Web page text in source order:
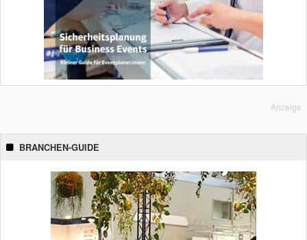
Anzeige
BRANCHEN-GUIDE